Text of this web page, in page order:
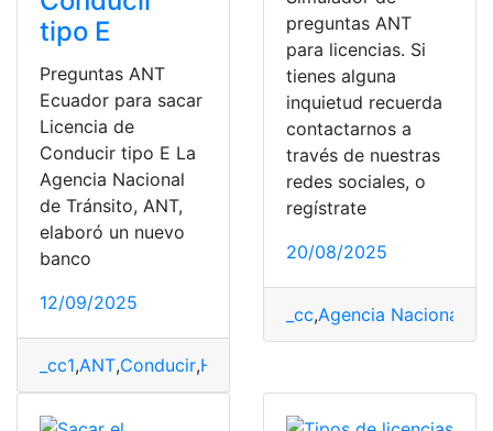
tipo E
Preguntas ANT
Ecuador para sacar
Licencia de
Conducir tipo E La
Agencia Nacional
de Tránsito, ANT,
elaboró un nuevo
banco
12/09/2025
_cc1,ANT,Conducir,Herramientas Ecuador
preguntas ANT
para licencias. Si
tienes alguna
inquietud recuerda
contactarnos a
través de nuestras
redes sociales, o
regístrate
20/08/2025
_cc,Agencia Nacional